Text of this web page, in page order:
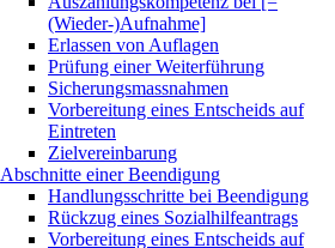
(Wieder-)Aufnahme]
Erlassen von Auflagen
Prüfung einer Weiterführung
Sicherungsmassnahmen
Vorbereitung eines Entscheids auf
Eintreten
Zielvereinbarung
Abschnitte einer Beendigung
Handlungsschritte bei Beendigung
Rückzug eines Sozialhilfeantrags
Vorbereitung eines Entscheids auf